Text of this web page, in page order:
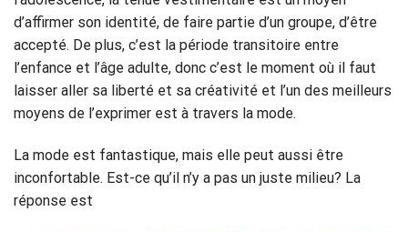
d’affirmer son identité, de faire partie d’un groupe, d’être
accepté. De plus, c’est la période transitoire entre
l’enfance et l’âge adulte, donc c’est le moment où il faut
laisser aller sa liberté et sa créativité et l’un des meilleurs
moyens de l’exprimer est à travers la mode.
La mode est fantastique, mais elle peut aussi être
inconfortable. Est-ce qu’il n’y a pas un juste milieu? La
réponse est